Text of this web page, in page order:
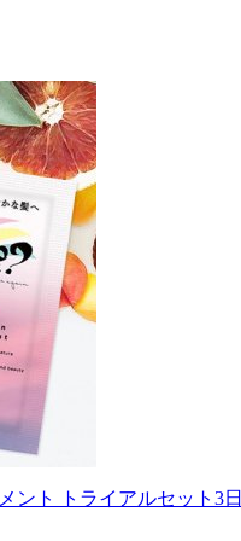
ント トライアルセット3